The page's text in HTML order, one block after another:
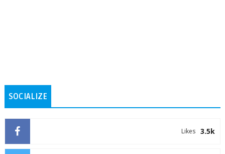
SOCIALIZE
3.5k
Likes